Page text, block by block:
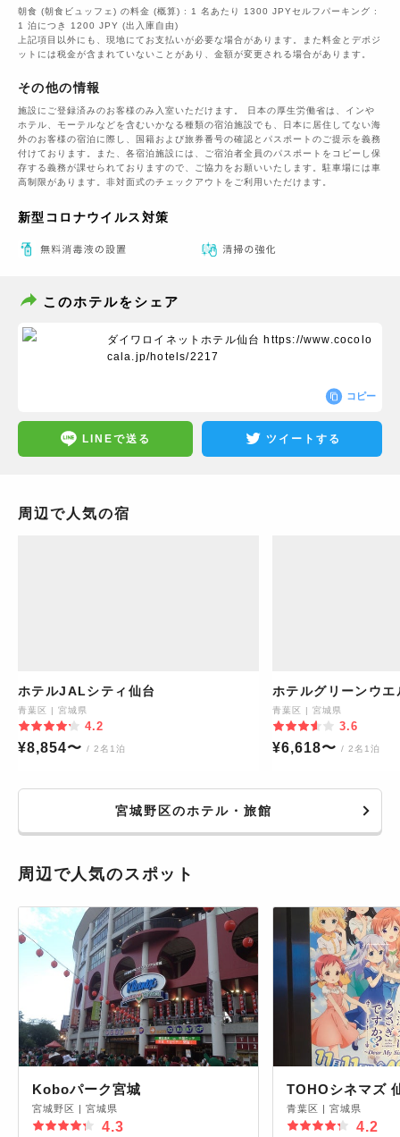
朝食 (朝食ビュッフェ) の料金 (概算) : 1 名あたり 1300 JPYセルフパーキング :
1 泊につき 1200 JPY (出入庫自由)
上記項目以外にも、現地にてお支払いが必要な場合があります。また料金とデポジ
ットには税金が含まれていないことがあり、金額が変更される場合があります。
その他の情報
施設にご登録済みのお客様のみ入室いただけます。 日本の厚生労働省は、インや
ホテル、モーテルなどを含むいかなる種類の宿泊施設でも、日本に​居住してない海
外のお客様の宿泊に際し、国籍および旅券番号の確認とパスポートのご提示を義務
付け​ております。また、各宿泊施設には、ご宿泊者全員のパスポートをコピーし保
存する義務が課せられておりますの​で、ご協力をお願いいたします。駐車場には車
高制限があります。非対面式のチェックアウトをご利用いただけます。
新型コロナウイルス対策
このホテルをシェア
ダイワロイネットホテル仙台 https://www.cocolo
cala.jp/hotels/2217
コピー
LINEで送る ツイートする
周辺で人気の宿
ホテルJALシティ仙台
青葉区 | 宮城県
4.2
¥8,854〜 / 2名1泊
ホテルグリーンウエ
青葉区 | 宮城県
3.6
¥6,618〜 / 2名1泊
宮城野区のホテル・旅館
周辺で人気のスポット
Koboパーク宮城
宮城野区 | 宮城県
4.3
TOHOシネマズ
青葉区 | 宮城県
4.2